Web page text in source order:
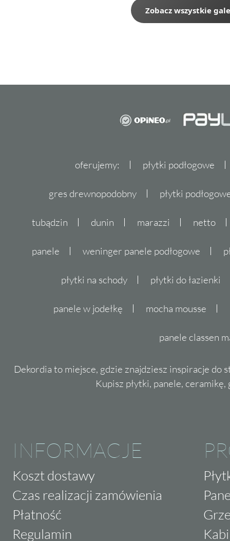
Zobacz wszystkie
oferujemy: płytki podłogowe
gres drewnopodobny płytki
tubądzin dunin marazzi netto
panele weninger panele podłogowe
płytki na schody płytki do łazienki
panele w jodełkę mocha mousse
panele classen
Dekordia to miejsce, gdzie znajdziesz inspiracje do
Kupisz płytki, panele,
INFORMACJE
Koszt dostawy
Czas realizacji zamówienia
Płatność
Regulamin